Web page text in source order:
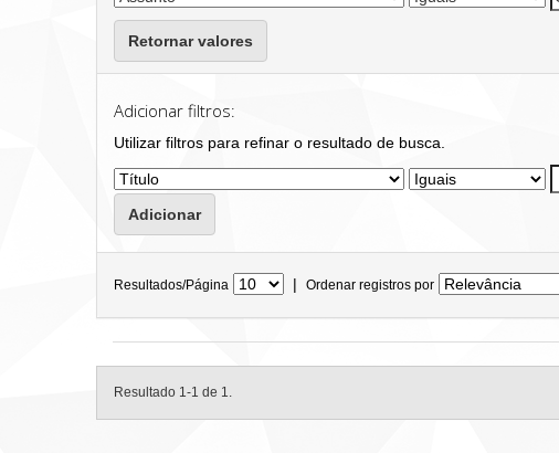
Retornar valores
Adicionar filtros:
Utilizar filtros para refinar o resultado de busca.
Resultados/Página | Ordenar registros por
Resultado 1-1 de 1.